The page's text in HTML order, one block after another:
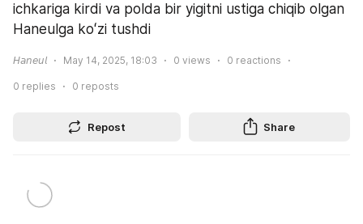
ichkariga kirdi va polda bir yigitni ustiga chiqib olgan
Haneulga koʻzi tushdi
𝘏𝘢𝘯𝘦𝘶𝘭 May 14, 2025, 18:03 0 views 0 reactions
0 replies 0 reposts
Repost Share